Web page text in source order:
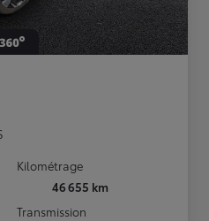
Kilométrage
46 655 km
Transmission